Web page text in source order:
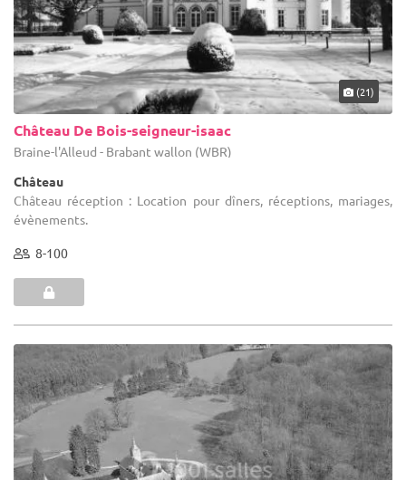
(21)
Château De Bois-seigneur-isaac
Braine-l'Alleud - Brabant wallon (WBR)
Château
Château réception : Location pour dîners, réceptions, mariages,
évènements.
8-100